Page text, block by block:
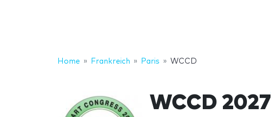
Home Frankreich Paris WCCD
WCCD 2027